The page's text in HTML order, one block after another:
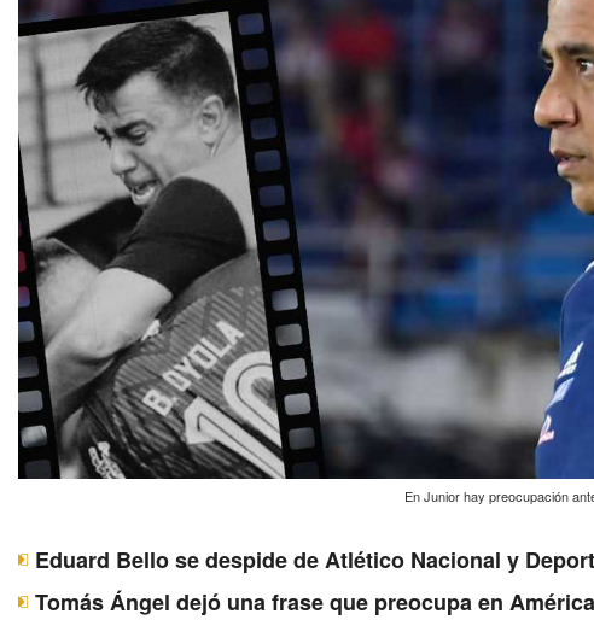
En Junior hay preocupación
Eduard Bello se despide de Atlético Nacional y
Tomás Ángel dejó una frase que preocupa en